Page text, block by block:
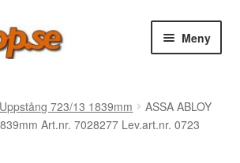
Meny
Uppstång 723/13 1839mm
ASSA ABLOY
Art.nr. 7028277 Lev.art.nr. 0723